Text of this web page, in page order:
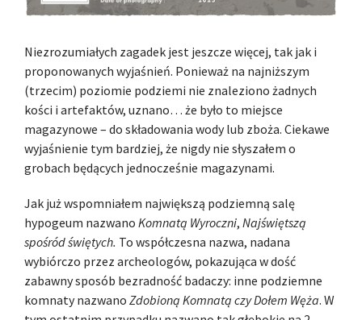
Niezrozumiałych zagadek jest jeszcze więcej, tak jak i
proponowanych wyjaśnień. Ponieważ na najniższym
(trzecim) poziomie podziemi nie znaleziono żadnych
kości i artefaktów, uznano… że było to miejsce
magazynowe – do składowania wody lub zboża. Ciekawe
wyjaśnienie tym bardziej, że nigdy nie słyszałem o
grobach będących jednocześnie magazynami.
Jak już wspomniałem największą podziemną salę
hypogeum nazwano Komnatą Wyroczni, Najświętszą
spośród świętych. To współczesna nazwa, nadana
wybiórczo przez archeologów, pokazująca w dość
zabawny sposób bezradność badaczy: inne podziemne
komnaty nazwano Zdobioną Komnatą czyDołem Węża. W